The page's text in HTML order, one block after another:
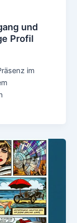
und
Profil
im